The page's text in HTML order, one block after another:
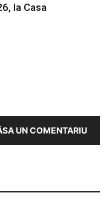
la Casa
UN COMENTARIU